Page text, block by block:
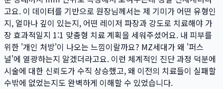
고요. 이 데이터를 기반으로 원장님께서는 제 기미가 어떤 유형인
지, 얼마나 깊이 있는지, 어떤 레이저 파장과 강도로 치료해야 가
장 효과적일지 1:1 맞춤형 치료 계획을 세워주셨어요. 내 피부를
위한 '개인 처방'이 나오는 느낌이랄까요? MZ세대가 왜 '퍼스
널'에 열광하는지 알겠더라고요. 이런 체계적인 진단 과정 덕분에
시술에 대한 신뢰도가 수직 상승했고, 왜 이전의 치료들이 실패할
수밖에 없었는지도 완벽하게 이해할 수 있었습니다.